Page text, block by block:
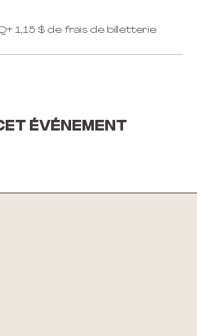
+ 1,15 $ de frais de billetterie
événement